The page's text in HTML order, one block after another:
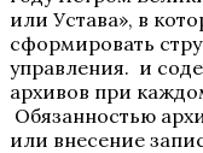
или Устава», в
сформировать
управления. и
архивов при
Обязанностью
или внесение